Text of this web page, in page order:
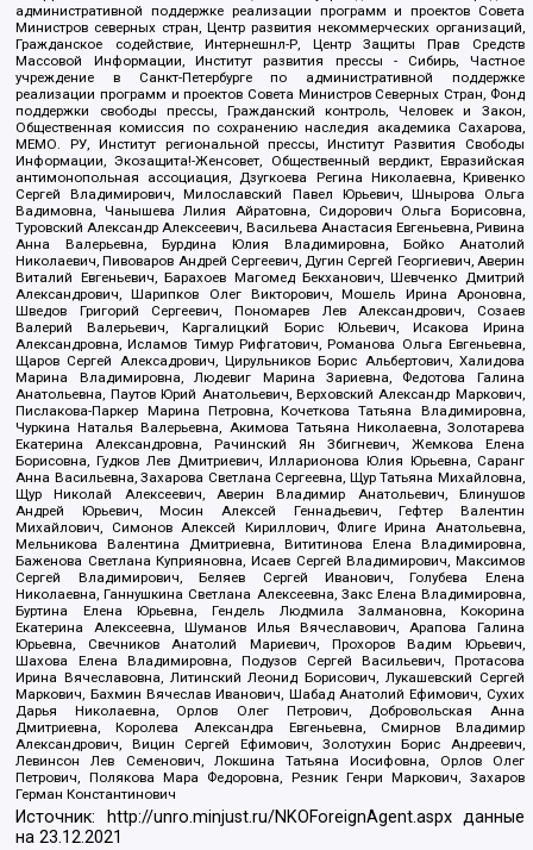
административной поддержке реализации программ и проектов Совета
Министров северных стран, Центр развития некоммерческих организаций,
Гражданское содействие, Интернешнл-Р, Центр Защиты Прав Средств
Массовой Информации, Институт развития прессы - Сибирь, Частное
учреждение в Санкт-Петербурге по административной поддержке
реализации программ и проектов Совета Министров Северных Стран, Фонд
поддержки свободы прессы, Гражданский контроль, Человек и Закон,
Общественная комиссия по сохранению наследия академика Сахарова,
МЕМО. РУ, Институт региональной прессы, Институт Развития Свободы
Информации, Экозащита!-Женсовет, Общественный вердикт, Евразийская
антимонопольная ассоциация, Дзугкоева Регина Николаевна, Кривенко
Сергей Владимирович, Милославский Павел Юрьевич, Шнырова Ольга
Вадимовна, Чанышева Лилия Айратовна, Сидорович Ольга Борисовна,
Туровский Александр Алексеевич, Васильева Анастасия Евгеньевна, Ривина
Анна Валерьевна, Бурдина Юлия Владимировна, Бойко Анатолий
Николаевич, Пивоваров Андрей Сергеевич, Дугин Сергей Георгиевич, Аверин
Виталий Евгеньевич, Барахоев Магомед Бекханович, Шевченко Дмитрий
Александрович, Шарипков Олег Викторович, Мошель Ирина Ароновна,
Шведов Григорий Сергеевич, Пономарев Лев Александрович, Созаев
Валерий Валерьевич, Каргалицкий Борис Юльевич, Исакова Ирина
Александровна, Исламов Тимур Рифгатович, Романова Ольга Евгеньевна,
Щаров Сергей Алексадрович, Цирульников Борис Альбертович, Халидова
Марина Владимировна, Людевиг Марина Зариевна, Федотова Галина
Анатольевна, Паутов Юрий Анатольевич, Верховский Александр Маркович,
Пислакова-Паркер Марина Петровна, Кочеткова Татьяна Владимировна,
Чуркина Наталья Валерьевна, Акимова Татьяна Николаевна, Золотарева
Екатерина Александровна, Рачинский Ян Збигневич, Жемкова Елена
Борисовна, Гудков Лев Дмитриевич, Илларионова Юлия Юрьевна, Саранг
Анна Васильевна, Захарова Светлана Сергеевна, Щур Татьяна Михайловна,
Щур Николай Алексеевич, Аверин Владимир Анатольевич, Блинушов
Андрей Юрьевич, Мосин Алексей Геннадьевич, Гефтер Валентин
Михайлович, Симонов Алексей Кириллович, Флиге Ирина Анатольевна,
Мельникова Валентина Дмитриевна, Вититинова Елена Владимировна,
Баженова Светлана Куприяновна, Исаев Сергей Владимирович, Максимов
Сергей Владимирович, Беляев Сергей Иванович, Голубева Елена
Николаевна, Ганнушкина Светлана Алексеевна, Закс Елена Владимировна,
Буртина Елена Юрьевна, Гендель Людмила Залмановна, Кокорина
Екатерина Алексеевна, Шуманов Илья Вячеславович, Арапова Галина
Юрьевна, Свечников Анатолий Мариевич, Прохоров Вадим Юрьевич,
Шахова Елена Владимировна, Подузов Сергей Васильевич, Протасова
Ирина Вячеславовна, Литинский Леонид Борисович, Лукашевский Сергей
Маркович, Бахмин Вячеслав Иванович, Шабад Анатолий Ефимович, Сухих
Дарья Николаевна, Орлов Олег Петрович, Добровольская Анна
Дмитриевна, Королева Александра Евгеньевна, Смирнов Владимир
Александрович, Вицин Сергей Ефимович, Золотухин Борис Андреевич,
Левинсон Лев Семенович, Локшина Татьяна Иосифовна, Орлов Олег
Петрович, Полякова Мара Федоровна, Резник Генри Маркович, Захаров
Герман Константинович
Источник: http://unro.minjust.ru/NKOForeignAgent.aspxданные
на23.12.2021